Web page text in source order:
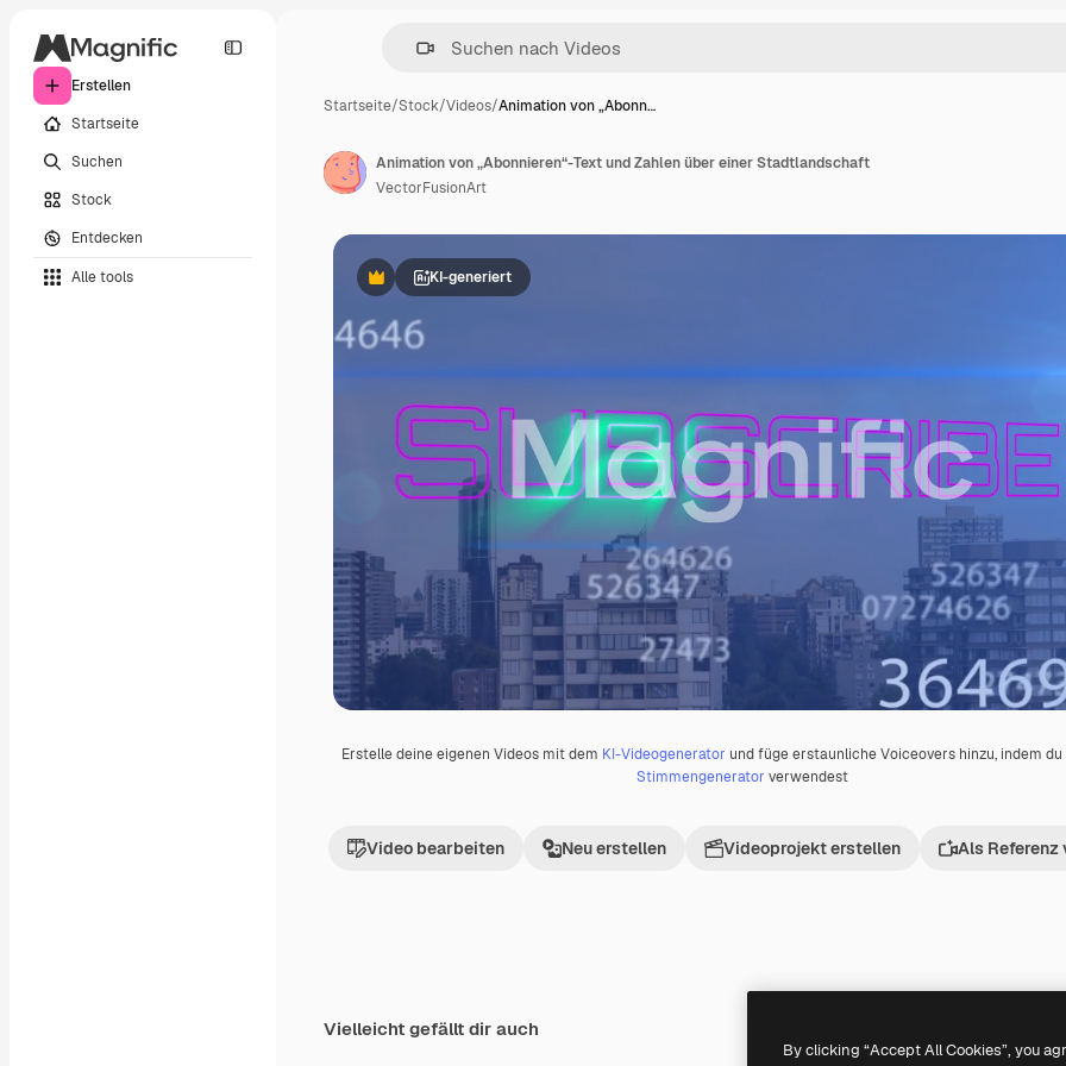
Erstellen
Startseite
Suchen
Stock
Entdecken
Alle tools
Startseite/Stock/Videos/Animation von „Abonn…
PremiumKI-generiert
Erstelle deine eigenen Videos mit dem KI-Videogenerator und füge erstaunliche Voiceovers hinzu, indem du
Stimmengenerator verwendest
Video bearbeiten Neu erstellen Videoprojekt erstellen Als Referenz
Animation von „Abonnieren“-Text und Zahlen über einer Stadtlandschaft
VectorFusionArt
Vielleicht gefällt dir auch
Generiert von KI
By clicking “Accept All Cookies”, you